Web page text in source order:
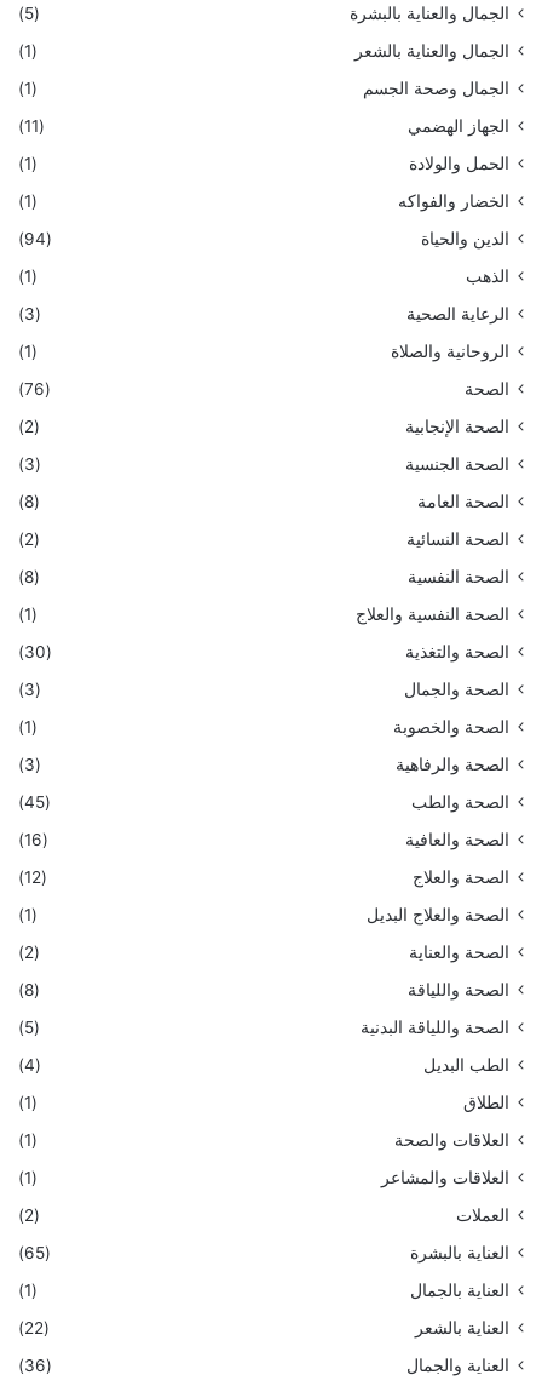
الجمال والعناية بالبشرة
(5)
الجمال والعناية بالشعر
(1)
الجمال وصحة الجسم
(1)
الجهاز الهضمي
(11)
الحمل والولادة
(1)
الخضار والفواكه
(1)
الدين والحياة
(94)
الذهب
(1)
الرعاية الصحية
(3)
الروحانية والصلاة
(1)
الصحة
(76)
الصحة الإنجابية
(2)
الصحة الجنسية
(3)
الصحة العامة
(8)
الصحة النسائية
(2)
الصحة النفسية
(8)
الصحة النفسية والعلاج
(1)
الصحة والتغذية
(30)
الصحة والجمال
(3)
الصحة والخصوبة
(1)
الصحة والرفاهية
(3)
الصحة والطب
(45)
الصحة والعافية
(16)
الصحة والعلاج
(12)
الصحة والعلاج البديل
(1)
الصحة والعناية
(2)
الصحة واللياقة
(8)
الصحة واللياقة البدنية
(5)
الطب البديل
(4)
الطلاق
(1)
العلاقات والصحة
(1)
العلاقات والمشاعر
(1)
العملات
(2)
العناية بالبشرة
(65)
العناية بالجمال
(1)
العناية بالشعر
(22)
العناية والجمال
(36)